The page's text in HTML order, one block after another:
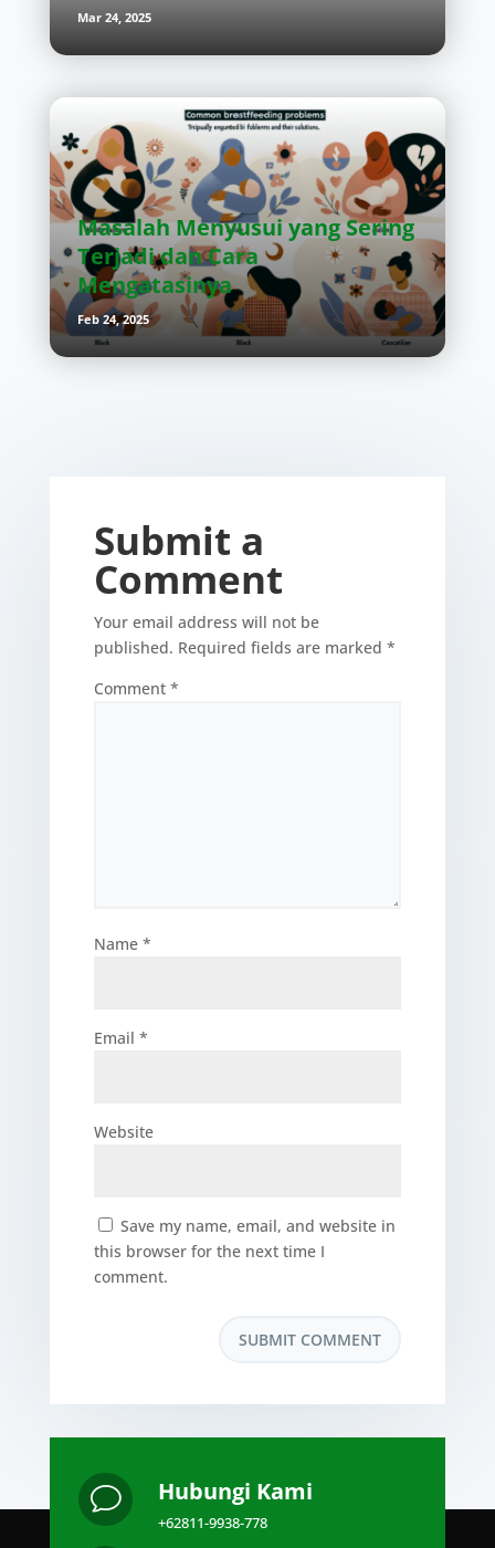
Mar 24, 2025
Masalah Menyusui yang Sering
Terjadi dan Cara
Mengatasinya
Feb 24, 2025
Submit a
Comment
Your email address will not be
published. Required fields are marked *
Comment *
Name *
Email *
Website
Save my name, email, and website in
this browser for the next time I
comment.
v Hubungi Kami
+62811-9938-778